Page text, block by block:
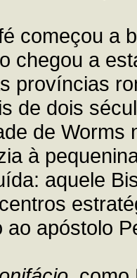
começou a
chegou a
províncias
de dois
de
à
aquele
ao apóstolo